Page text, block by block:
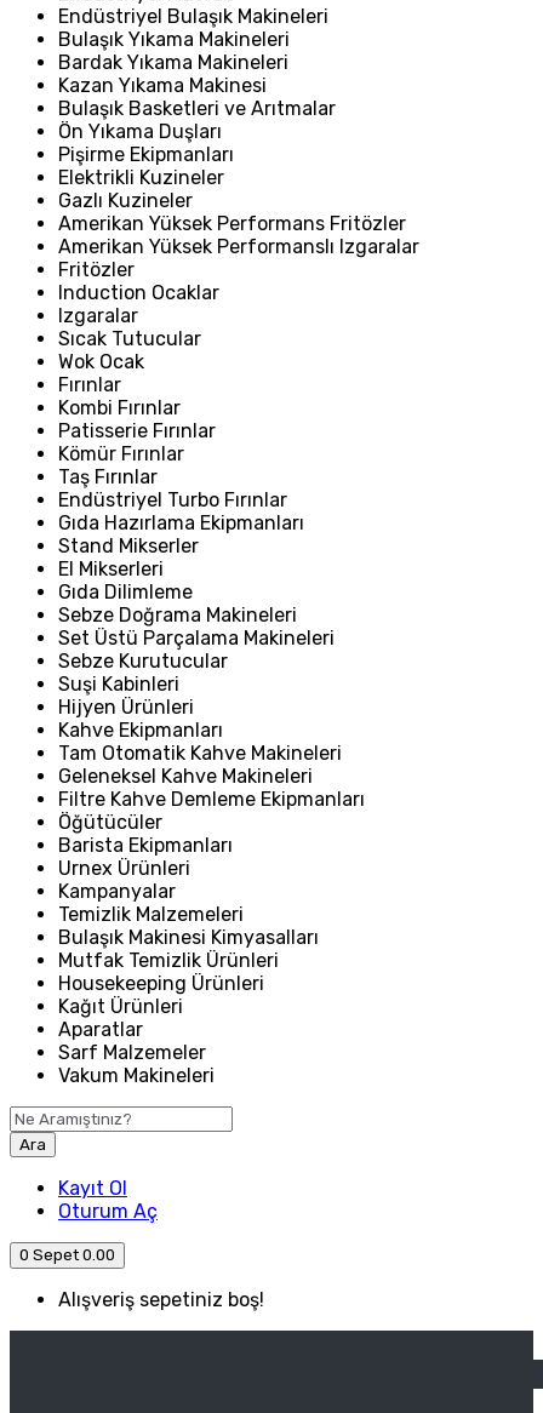
Endüstriyel Bulaşık Makineleri
Bulaşık Yıkama Makineleri
Bardak Yıkama Makineleri
Kazan Yıkama Makinesi
Bulaşık Basketleri ve Arıtmalar
Ön Yıkama Duşları
Pişirme Ekipmanları
Elektrikli Kuzineler
Gazlı Kuzineler
Amerikan Yüksek Performans Fritözler
Amerikan Yüksek Performanslı Izgaralar
Fritözler
Induction Ocaklar
Izgaralar
Sıcak Tutucular
Wok Ocak
Fırınlar
Kombi Fırınlar
Patisserie Fırınlar
Kömür Fırınlar
Taş Fırınlar
Endüstriyel Turbo Fırınlar
Gıda Hazırlama Ekipmanları
Stand Mikserler
El Mikserleri
Gıda Dilimleme
Sebze Doğrama Makineleri
Set Üstü Parçalama Makineleri
Sebze Kurutucular
Suşi Kabinleri
Hijyen Ürünleri
Kahve Ekipmanları
Tam Otomatik Kahve Makineleri
Geleneksel Kahve Makineleri
Filtre Kahve Demleme Ekipmanları
Öğütücüler
Barista Ekipmanları
Urnex Ürünleri
Kampanyalar
Temizlik Malzemeleri
Bulaşık Makinesi Kimyasalları
Mutfak Temizlik Ürünleri
Housekeeping Ürünleri
Kağıt Ürünleri
Aparatlar
Sarf Malzemeler
Vakum Makineleri
Ara
Kayıt Ol
Oturum Aç
0 Sepet 0.00
Alışveriş sepetiniz boş!